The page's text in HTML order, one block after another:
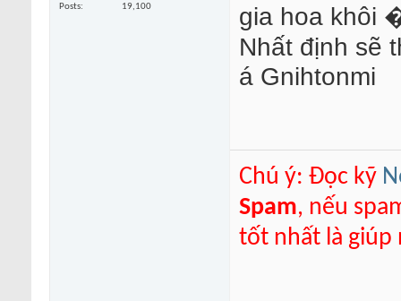
Posts
19,100
gia hoa khôi
Nhất định sẽ
á Gnihtonmi
Chú ý: Đọc kỹ
Spam, nếu
tốt nhất là giúp